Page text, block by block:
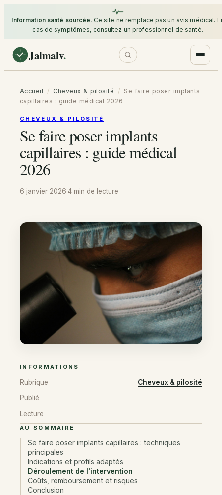
Information santé sourcée. Ce site ne remplace pas un avis médical.
cas de symptômes, consultez un professionnel de santé.
Jalmalv.
Accueil / Cheveux & pilosité / Se faire poser implants
capillaires : guide médical 2026
CHEVEUX & PILOSITÉ
Se faire poser implants
capillaires : guide médical
2026
6 janvier 2026·4 min de lecture
INFORMATIONS
Rubrique
Cheveux & pilosité
Publié
Lecture
AU SOMMAIRE
Se faire poser implants capillaires : techniques
principales
Indications et profils adaptés
Déroulement de l'intervention
Coûts, remboursement et risques
Conclusion